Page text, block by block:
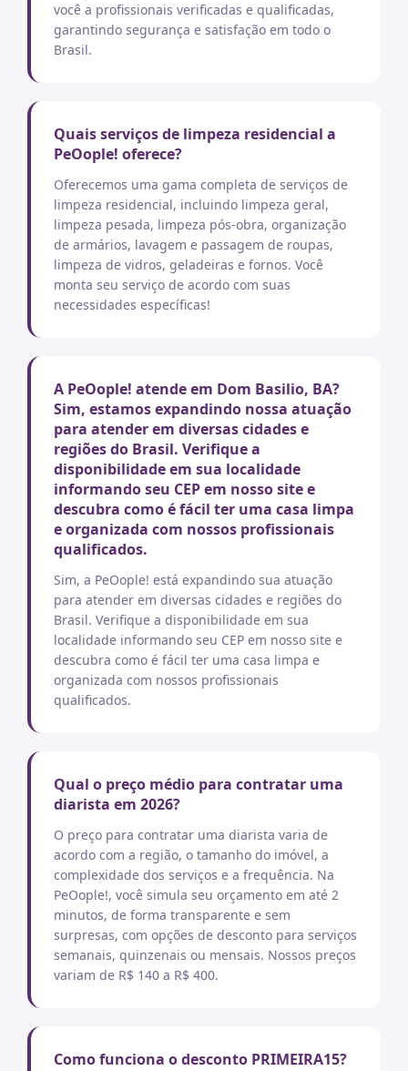
você a profissionais verificadas e qualificadas,
garantindo segurança e satisfação em todo o
Brasil.
Quais serviços de limpeza residencial a
PeOople! oferece?
Oferecemos uma gama completa de serviços de
limpeza residencial, incluindo limpeza geral,
limpeza pesada, limpeza pós-obra, organização
de armários, lavagem e passagem de roupas,
limpeza de vidros, geladeiras e fornos. Você
monta seu serviço de acordo com suas
necessidades específicas!
A PeOople! atende em Dom Basilio, BA?
Sim, estamos expandindo nossa atuação
para atender em diversas cidades e
regiões do Brasil. Verifique a
disponibilidade em sua localidade
informando seu CEP em nosso site e
descubra como é fácil ter uma casa limpa
e organizada com nossos profissionais
qualificados.
Sim, a PeOople! está expandindo sua atuação
para atender em diversas cidades e regiões do
Brasil. Verifique a disponibilidade em sua
localidade informando seu CEP em nosso site e
descubra como é fácil ter uma casa limpa e
organizada com nossos profissionais
qualificados.
Qual o preço médio para contratar uma
diarista em 2026?
O preço para contratar uma diarista varia de
acordo com a região, o tamanho do imóvel, a
complexidade dos serviços e a frequência. Na
PeOople!, você simula seu orçamento em até 2
minutos, de forma transparente e sem
surpresas, com opções de desconto para serviços
semanais, quinzenais ou mensais. Nossos preços
variam de R$ 140 a R$ 400.
Como funciona o desconto PRIMEIRA15?